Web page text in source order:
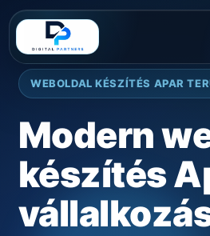
WEBOLDAL KÉSZÍTÉS APAR
Modern
készítés